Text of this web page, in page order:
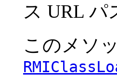
ス URL
このメソ